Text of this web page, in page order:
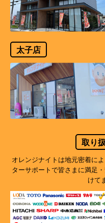
太子店
取り
オレンジナイトは地元密着に
ターサポートで皆さまに満足
けて